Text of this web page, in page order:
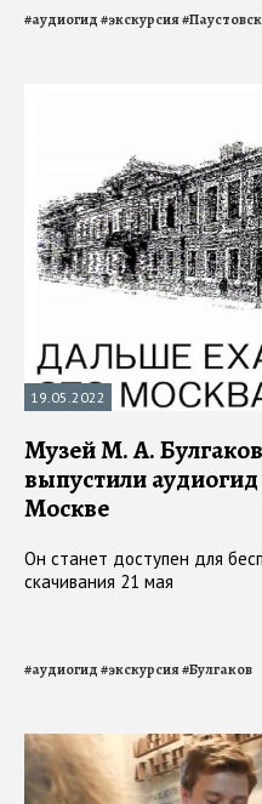
#аудиогид#экскурсия#
19.05.2022
Музей М. А.
выпустили
Москве
Он станет доступен для
скачивания 21 мая
#аудиогид#экскурсия#Булгаков